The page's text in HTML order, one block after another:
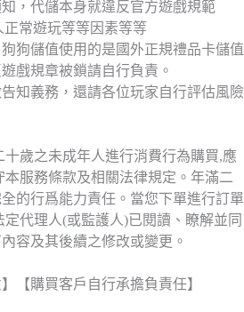
，代儲本身就違反官方遊戲規範
常遊玩等等因素等等
狗儲值使用的是國外正規禮品卡儲值
戲規章被鎖請自行負責。
知義務，還請各位玩家自行評估風險
歲之未成年人進行消費行為購買,應
服務條款及相關法律規定。年滿二
的行爲能力責任。當您下單進行訂單
代理人(或監護人)已閱讀、瞭解並同
容及其後續之修改或變更。
【購買客戶自行承擔負責任】